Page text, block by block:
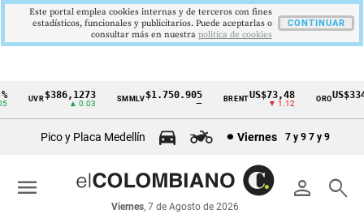
Cintillo
económicos
Colombia
UVR$386,1273
▲ 0.03
SMMLV$1.750.905 BRENTUS$73,48
▼ 1.12
ORO
Pico y Placa Medellín Viernes 7 y 9 7 y 9
person search
Viernes, 7 de Agosto de 2026
menu
Este portal emplea cookies internas y de terceros con fines
estadísticos, funcionales y publicitarios. Puede aceptarlas o
consultar más en nuestra politica de cookies
CONTINUAR